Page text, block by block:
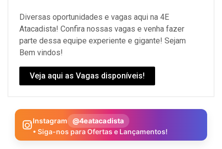
Diversas oportunidades e vagas aqui na 4E
Atacadista! Confira nossas vagas e venha fazer
parte dessa equipe experiente e gigante! Sejam
Bem vindos!
Veja aqui as Vagas disponíveis!
Instagram
@4eatacadista
• Siga-nos para Ofertas e Lançamentos!